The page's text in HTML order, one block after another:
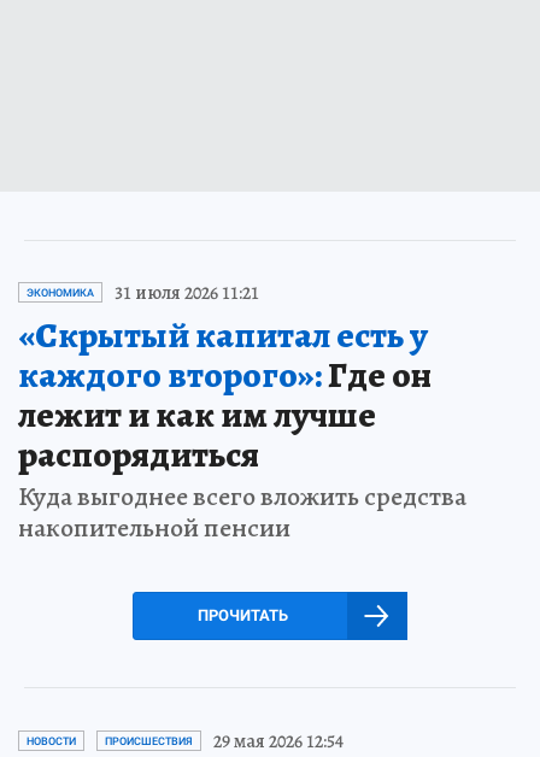
ЭКОНОМИКА 31 июля 2026 11:21
«Скрытый капитал есть у
каждого второго»:Где он
лежит и как им лучше
распорядиться
Куда выгоднее всего вложить средства
накопительной пенсии
ПРОЧИТАТЬ
НОВОСТИ ПРОИСШЕСТВИЯ 29 мая 2026 12:54